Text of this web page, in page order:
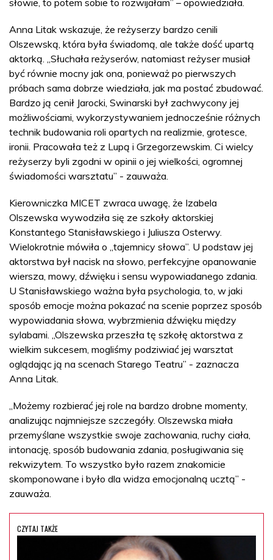
Anna Litak wskazuje, że reżyserzy bardzo cenili
Olszewską, która była świadomą, ale także dość upartą
aktorką. „Słuchała reżyserów, natomiast reżyser musiał
być równie mocny jak ona, ponieważ po pierwszych
próbach sama dobrze wiedziała, jak ma postać zbudować.
Bardzo ją cenił Jarocki, Swinarski był zachwycony jej
możliwościami, wykorzystywaniem jednocześnie różnych
technik budowania roli opartych na realizmie, grotesce,
ironii. Pracowała też z Lupą i Grzegorzewskim. Ci wielcy
reżyserzy byli zgodni w opinii o jej wielkości, ogromnej
świadomości warsztatu” - zauważa.
Kierowniczka MICET zwraca uwagę, że Izabela
Olszewska wywodziła się ze szkoły aktorskiej
Konstantego Stanisławskiego i Juliusza Osterwy.
Wielokrotnie mówiła o „tajemnicy słowa”. U podstaw jej
aktorstwa był nacisk na słowo, perfekcyjne opanowanie
wiersza, mowy, dźwięku i sensu wypowiadanego zdania.
U Stanisławskiego ważna była psychologia, to, w jaki
sposób emocje można pokazać na scenie poprzez sposób
wypowiadania słowa, wybrzmienia dźwięku między
sylabami. „Olszewska przeszła tę szkołę aktorstwa z
wielkim sukcesem, mogliśmy podziwiać jej warsztat
oglądając ją na scenach Starego Teatru” - zaznacza
Anna Litak.
„Możemy rozbierać jej role na bardzo drobne momenty,
analizując najmniejsze szczegóły. Olszewska miała
przemyślane wszystkie swoje zachowania, ruchy ciała,
intonację, sposób budowania zdania, posługiwania się
rekwizytem. To wszystko było razem znakomicie
skomponowane i było dla widza emocjonalną ucztą” -
zauważa.
CZYTAJ TAKŻE